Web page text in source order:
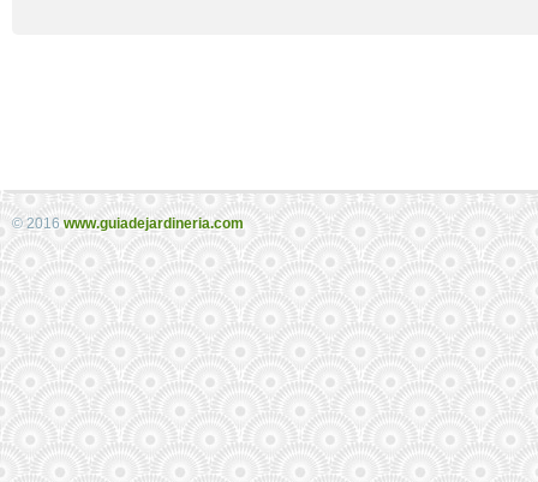
© 2016 www.guiadejardineria.com